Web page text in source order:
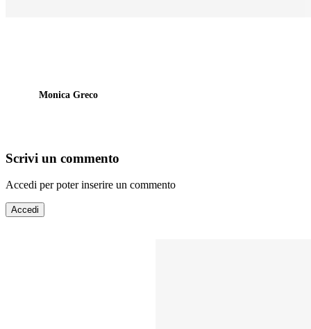
Monica Greco
Scrivi un commento
Accedi per poter inserire un commento
Accedi